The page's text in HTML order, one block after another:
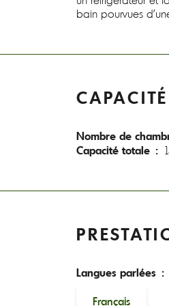
bain pourvues
CAPACITÉ
Nombre de
Capacité totale :
Langues parlées :
Français